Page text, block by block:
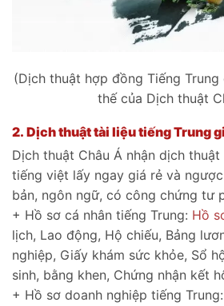
(Dịch thuật hợp đồng Tiếng Trung
thế của Dịch thuật
2. Dịch thuật tài liệu tiếng Trung
Dịch thuật Châu Á nhận dịch
tiếng việt lấy ngay giá rẻ và
bản, ngôn ngữ, có công chứng tư
+ Hồ sơ cá nhân tiếng Trung: Hồ
lịch, Lao động, Hộ chiếu, Bảng
nghiệp, Giấy khám sức khỏe, Sổ
sinh, bằng khen, Chứng nhận kết
+ Hồ sơ doanh nghiệp tiếng